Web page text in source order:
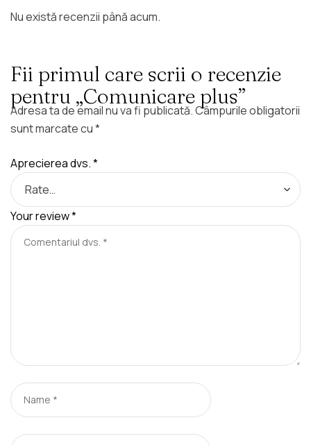
Nu există recenzii până acum.
Fii primul care scrii o recenzie
pentru „Comunicare plus”
Adresa ta de email nu va fi publicată.Câmpurile obligatorii
sunt marcate cu*
Aprecierea dvs.*
Your review*